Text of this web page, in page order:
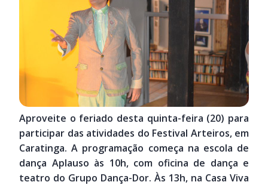
Aproveite o feriado desta quinta-feira (20) para
participar das atividades do Festival Arteiros, em
Caratinga. A programação começa na escola de
dança Aplauso às 10h, com oficina de dança e
teatro do Grupo Dança-Dor. Às 13h, na Casa Viva